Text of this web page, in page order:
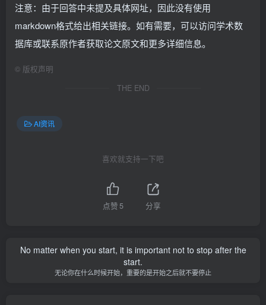
注意：由于回答中未提及具体网址，因此没有使用
markdown格式给出相关链接。如有需要，可以访问学术数
据库或联系原作者获取论文原文和更多详细信息。
© 版权声明
THE END
AI资讯
喜欢就支持一下吧
点赞 5 分享
No matter when you start, it is important not to stop after the
start.
无论你在什么时候开始，重要的是开始之后就不要停止